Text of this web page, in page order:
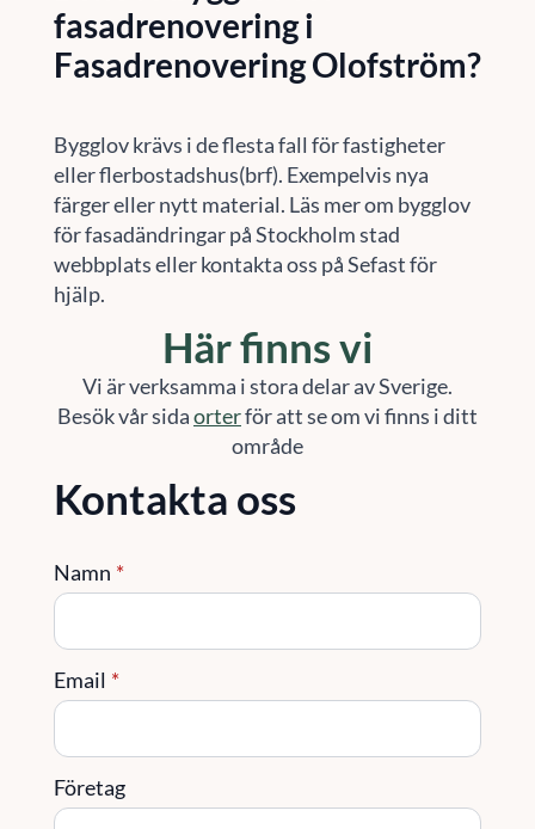
fasadrenovering i
Fasadrenovering Olofström?
Bygglov krävs i de flesta fall för fastigheter
eller flerbostadshus(brf). Exempelvis nya
färger eller nytt material. Läs mer om bygglov
för fasadändringar på Stockholm stad
webbplats eller kontakta oss på Sefast för
hjälp.
Här finns vi
Vi är verksamma i stora delar av Sverige.
Besök vår sidaorterför att se om vi finns i ditt
område
Kontakta oss
Namn *
Email *
Företag